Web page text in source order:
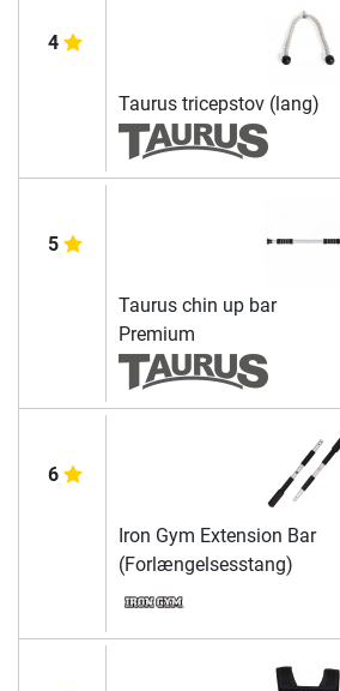
4
Taurus tricepstov (lang)
5
Taurus chin up bar
Premium
6
Iron Gym Extension Bar
(Forlængelsesstang)